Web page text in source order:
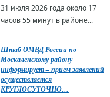
31 июля 2026 года около 17
часов 55 минут в районе...
Штаб ОМВД России по
Москаленскому району
информирует – прием заявлений
осуществляется
КРУГЛОСУТОЧНО…